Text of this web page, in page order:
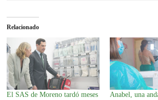
Relacionado
El SAS de Moreno tardó meses
Anabel, una